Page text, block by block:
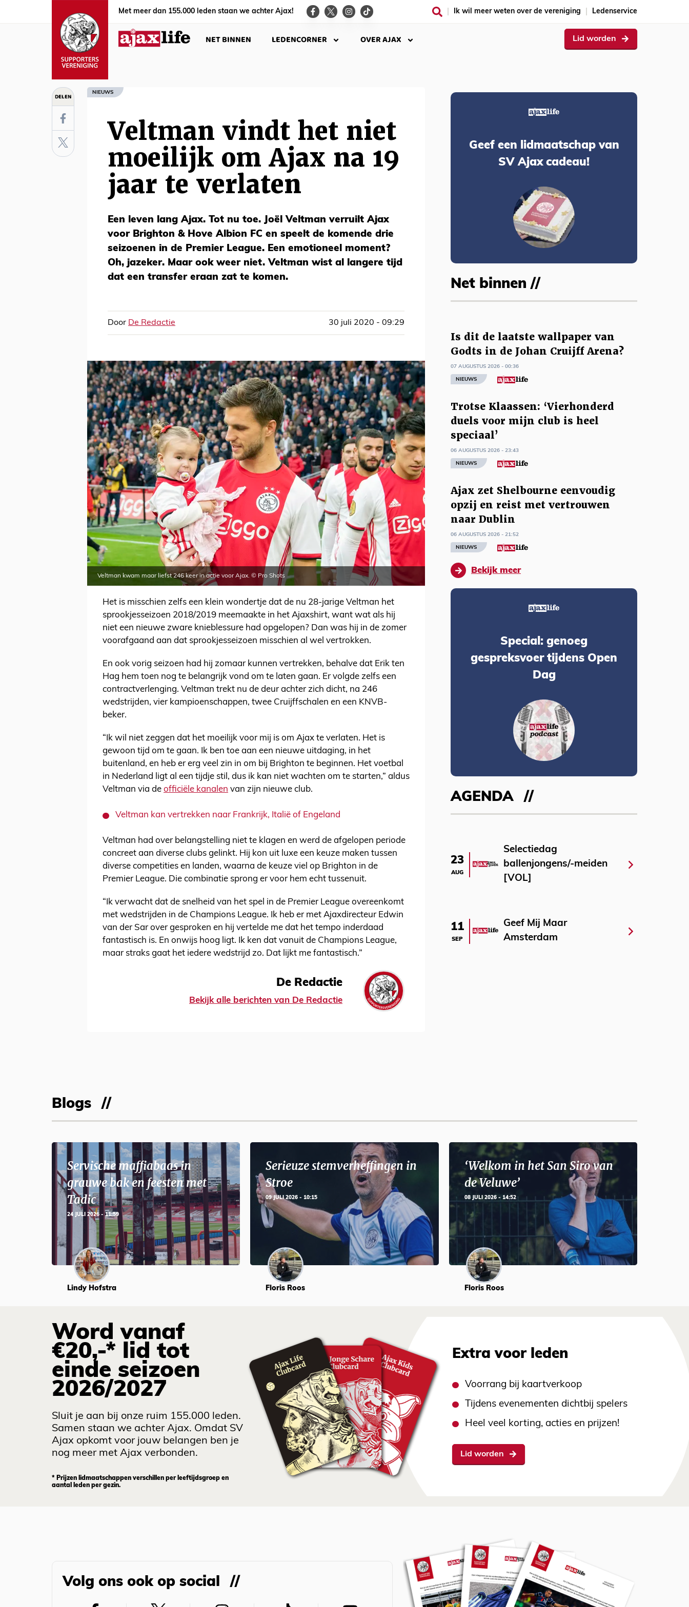
Met meer dan 155.000 leden staan we achter Ajax! Ik wil meer weten over de vereniging Ledenservice
NET BINNEN LEDENCORNER OVER AJAX Lid worden
DELEN NIEUWS
Veltman vindt het niet
moeilijk om Ajax na 19
jaar te verlaten
Een leven lang Ajax. Tot nu toe. Joël Veltman verruilt Ajax
voor Brighton & Hove Albion FC en speelt de komende drie
seizoenen in de Premier League. Een emotioneel moment?
Oh, jazeker. Maar ook weer niet. Veltman wist al langere tijd
dat een transfer eraan zat te komen.
Door De Redactie 30 juli 2020 - 09:29
Veltman kwam maar liefst 246 keer in actie voor Ajax. © Pro Shots
Het is misschien zelfs een klein wondertje dat de nu 28-jarige Veltman het
sprookjesseizoen 2018/2019 meemaakte in het Ajaxshirt, want wat als hij
niet een nieuwe zware knieblessure had opgelopen? Dan was hij in de zomer
voorafgaand aan dat sprookjesseizoen misschien al wel vertrokken.
En ook vorig seizoen had hij zomaar kunnen vertrekken, behalve dat Erik ten
Hag hem toen nog te belangrijk vond om te laten gaan. Er volgde zelfs een
contractverlenging. Veltman trekt nu de deur achter zich dicht, na 246
wedstrijden, vier kampioenschappen, twee Cruijffschalen en een KNVB-
beker.
“Ik wil niet zeggen dat het moeilijk voor mij is om Ajax te verlaten. Het is
gewoon tijd om te gaan. Ik ben toe aan een nieuwe uitdaging, in het
buitenland, en heb er erg veel zin in om bij Brighton te beginnen. Het voetbal
in Nederland ligt al een tijdje stil, dus ik kan niet wachten om te starten,” aldus
Veltman via de officiële kanalen van zijn nieuwe club.
Veltman kan vertrekken naar Frankrijk, Italië of Engeland
Veltman had over belangstelling niet te klagen en werd de afgelopen periode
concreet aan diverse clubs gelinkt. Hij kon uit luxe een keuze maken tussen
diverse competities en landen, waarna de keuze viel op Brighton in de
Premier League. Die combinatie sprong er voor hem echt tussenuit.
“Ik verwacht dat de snelheid van het spel in de Premier League overeenkomt
met wedstrijden in de Champions League. Ik heb er met Ajaxdirecteur Edwin
van der Sar over gesproken en hij vertelde me dat het tempo inderdaad
fantastisch is. En onwijs hoog ligt. Ik ken dat vanuit de Champions League,
maar straks gaat het iedere wedstrijd zo. Dat lijkt me fantastisch.”
De Redactie
Bekijk alle berichten van De Redactie
Geef een lidmaatschap van
SV Ajax cadeau!
Net binnen //
Is dit de laatste wallpaper van
Godts in de Johan Cruijff Arena?
07 AUGUSTUS 2026 - 00:36
NIEUWS
Trotse Klaassen: ‘Vierhonderd
duels voor mijn club is heel
speciaal’
06 AUGUSTUS 2026 - 23:43
NIEUWS
Ajax zet Shelbourne eenvoudig
opzij en reist met vertrouwen
naar Dublin
06 AUGUSTUS 2026 - 21:52
NIEUWS
Bekijk meer
Special: genoeg
gespreksvoer tijdens Open
Dag
AGENDA
23
AUG
Selectiedag
ballenjongens/-meiden
[VOL]
11
SEP
Geef Mij Maar
Amsterdam
Blogs
Servische maffiabaas in
grauwe bak en feesten met
Tadic
24 JULI 2026 - 11:59
Lindy Hofstra
Serieuze stemverheffingen in
Stroe
09 JULI 2026 - 10:15
Floris Roos
‘Welkom in het San Siro van
de Veluwe’
08 JULI 2026 - 14:52
Floris Roos
Word vanaf
€20,-* lid tot
einde seizoen
2026/2027
Sluit je aan bij onze ruim 155.000 leden.
Samen staan we achter Ajax. Omdat SV
Ajax opkomt voor jouw belangen ben je
nog meer met Ajax verbonden.
* Prijzen lidmaatschappen verschillen per leeftijdsgroep en
aantal leden per gezin.
Extra voor leden
Voorrang bij kaartverkoop
Tijdens evenementen dichtbij spelers
Heel veel korting, acties en prijzen!
Lid worden
Volg ons ook op social